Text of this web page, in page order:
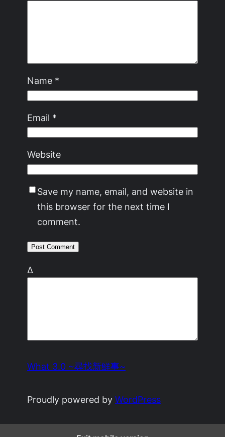
Name *
Email *
Website
Save my name, email, and website in
this browser for the next time I
comment.
Δ
What 3.0 ~尋找新鮮事~
Proudly powered byWordPress